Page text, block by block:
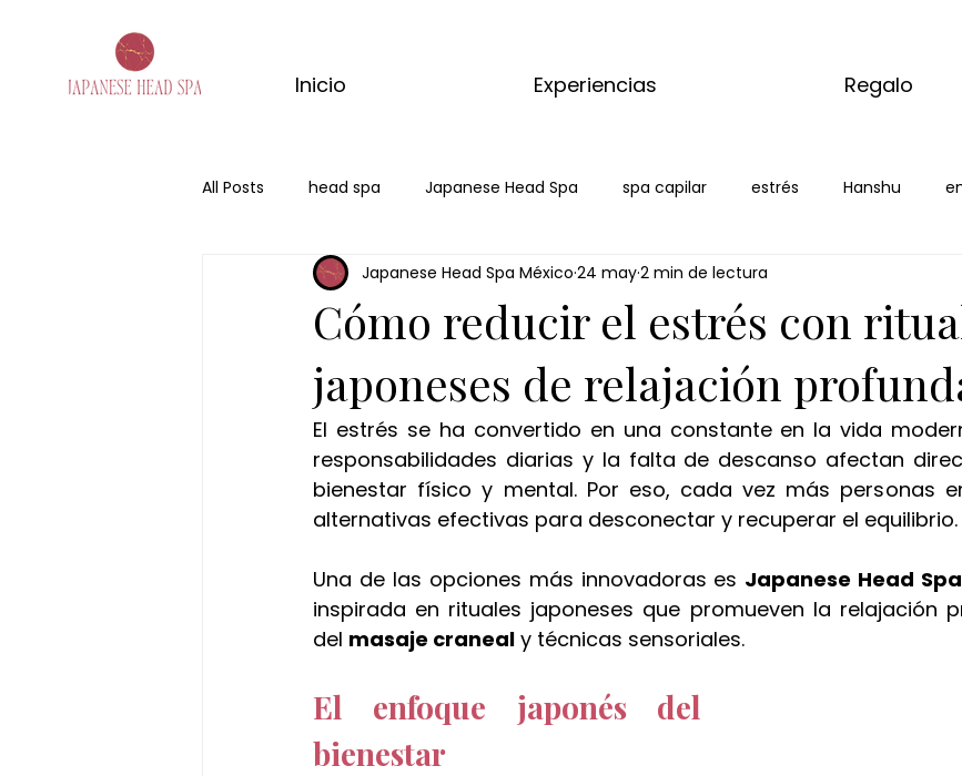
Inicio Experiencias Regalo
All Posts head spa Japanese Head Spa spa capilar estrés Hanshu
san valentin regalo Celaya
Cómo reducir el estrés con
japoneses de relajación
Japanese Head Spa México 24 may2 min de lectura
El estrés se ha convertido en una constante en la vida
responsabilidades diarias y la falta de descanso afectan
bienestar físico y mental. Por eso, cada vez más personas
alternativas efectivas para desconectar y recuperar el equilibrio.
Una de las opciones más innovadoras es Japanese Head Spa
inspirada en rituales japoneses que promueven la relajación
del masaje craneal y técnicas sensoriales.
El enfoque japonés del
bienestar